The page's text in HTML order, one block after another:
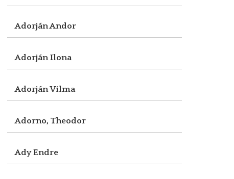
Adorján Andor
Adorján Ilona
Adorján Vilma
Adorno, Theodor
Ady Endre